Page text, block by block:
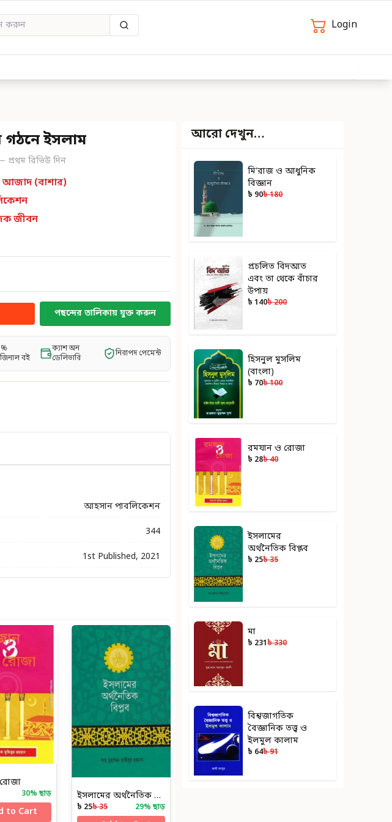
Login
গঠনে ইসলাম
রিভিউ দিন
(বাশার)
জীবন
পছন্দের তালিকায় যুক্ত করুন
বই
ক্যাশ অন
ডেলিভারি
নিরাপদ পেমেন্ট
আহসান পাবলিকেশন
344
1st Published, 2021
30% ছাড়
to Cart
ইসলামের অর্থনৈতিক বিপ্লব
৳ 25৳ 35 29% ছাড়
আরো দেখুন…
মি’রাজ ও আধুনিক
বিজ্ঞান
৳ 90৳ 180
প্রচলিত বিদআত
এবং তা থেকে বাঁচার
উপায়
৳ 140৳ 200
হিসনুল মুসলিম
(বাংলা)
৳ 70৳ 100
রমযান ও রোজা
৳ 28৳ 40
ইসলামের
অর্থনৈতিক বিপ্লব
৳ 25৳ 35
মা
৳ 231৳ 330
বিশ্বজাগতিক
বৈজ্ঞানিক তত্ত্ব ও
ইলমুল কালাম
৳ 64৳ 91